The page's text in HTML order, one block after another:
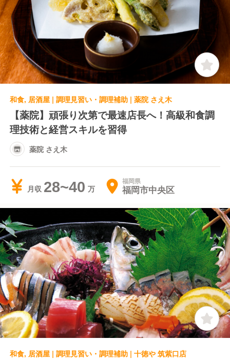
和食, 居酒屋 | 調理見習い・調理補助 | 薬院 さえ木
【薬院】頑張り次第で最速店長へ！高級和食調
理技術と経営スキルを習得
薬院 さえ木
月収 28~40 福岡県
福岡市中央区
和食, 居酒屋 | 調理見習い・調理補助 | 十徳や 筑紫口店